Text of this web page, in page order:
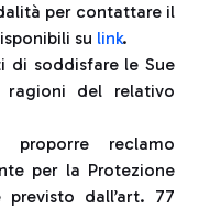
per contattare il
su link.
di soddisfare le Sue
del relativo
reclamo
per la Protezione
dall’art. 77